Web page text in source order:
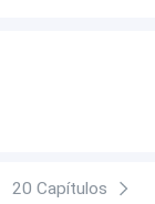
é mais o
las.
20 Capítulos